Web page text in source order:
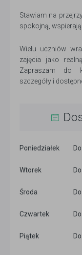
Stawiam na
spokojną,
Wielu uczniów
zajęcia jako
Zapraszam do
szczegóły i
Poniedziałek
Wtorek
Środa
Czwartek
Piątek